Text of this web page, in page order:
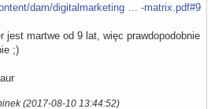
dam/digitalmarketing … -matrix.pdf#9
jest martwe od 9 lat, więc prawdopodobnie
;)
(2017-08-10 13:44:52)